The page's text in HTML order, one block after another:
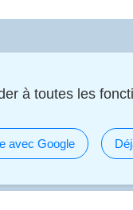
à toutes les
avec Google